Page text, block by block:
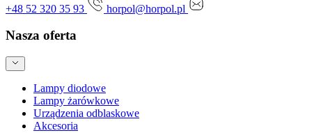
+48 52 320 35 93 horpol@horpol.pl
Nasza oferta
Lampy diodowe
Lampy żarówkowe
Urządzenia odblaskowe
Akcesoria